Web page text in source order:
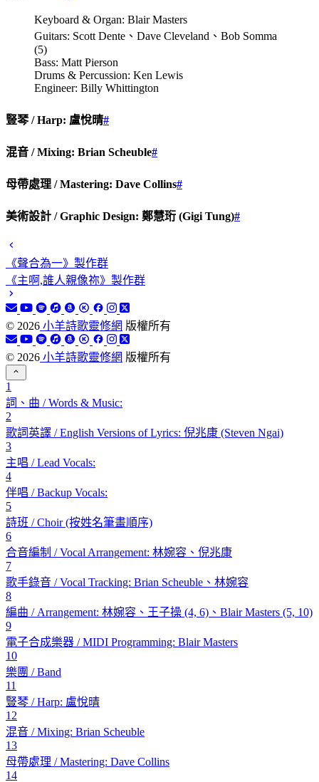
Keyboard & Organ: Blair Masters
Guitars: Scott Dente、Dave Cleveland、Bob Somma
(5)
Bass: Matt Pierson
Drums & Percussion: Ken Lewis
Engineer: Billy Whittington
豎琴 / Harp: 盧悅晴#
混音 / Mixing: Brian Scheuble#
母帶處理 / Mastering: Dave Collins#
美術設計 / Graphic Design: 鄭慧珩 (Gigi Tung)#
《聲合為一》製作群
《主啊,誰人親像祢》製作群
© 2026 小羊詩歌靈修網 版權所有
© 2026 小羊詩歌靈修網 版權所有
1
詞、曲 / Words & Music:
2
歌詞英譯 / English Versions of Lyrics: 倪兆康 (Steven Ngai)
3
主唱 / Lead Vocals:
4
伴唱 / Backup Vocals:
5
詩班 / Choir (按姓名筆畫順序)
6
合音編制 / Vocal Arrangement: 林婉容、倪兆康
7
歌手錄音 / Vocal Tracking: Brian Scheuble、林婉容
8
編曲 / Arrangement: 林婉容、王子操 (4, 6)、Blair Masters (5, 10)
9
電子合成樂器 / MIDI Programming: Blair Masters
10
樂團 / Band
11
豎琴 / Harp: 盧悅晴
12
混音 / Mixing: Brian Scheuble
13
母帶處理 / Mastering: Dave Collins
14